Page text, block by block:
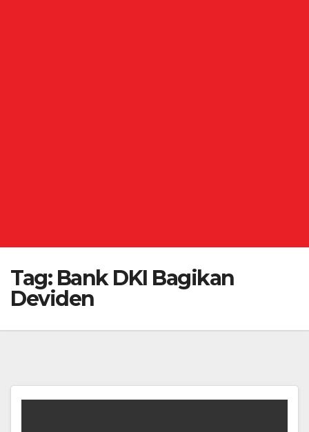
Tag: Bank DKI Bagikan
Deviden